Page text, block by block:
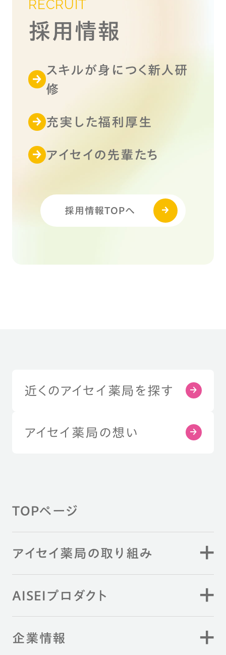
RECRUIT
採用情報
スキルが身につく新人研
修
充実した福利厚生
アイセイの先輩たち
採用情報TOPへ
近くのアイセイ薬局を探す
アイセイ薬局の想い
TOPページ
アイセイ薬局の取り組み
AISEIプロダクト
企業情報